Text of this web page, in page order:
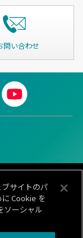
問い合わせ
ント対応基本方針
サイトのパ
Cookie を
ソーシャル